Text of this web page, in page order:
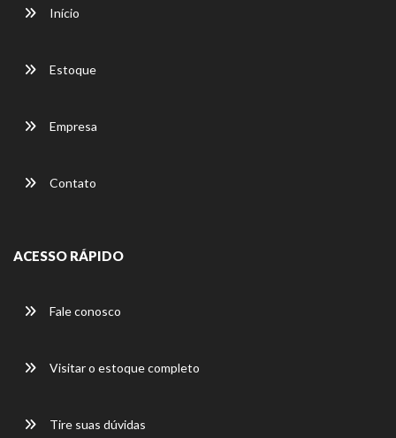
Início
Estoque
Empresa
Contato
ACESSO RÁPIDO
Fale conosco
Visitar o estoque completo
Tire suas dúvidas